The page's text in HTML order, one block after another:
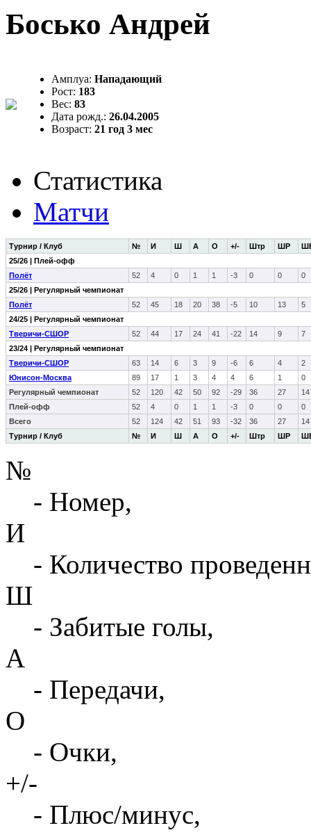
Босько Андрей
Амплуа: Нападающий
Рост: 183
Вес: 83
Дата рожд.: 26.04.2005
Возраст: 21 год 3 мес
Статистика
Матчи
Турнир / Клуб № И Ш А О +/- Штр ШР
Турнир / Клуб № И Ш А О +/- Штр ШР
25/26 | Плей-офф
Полёт
52 4 0 1 1 -3 0 0
0
25/26 | Регулярный чемпионат
Полёт
52 45 18 20 38 -5 10 13
5
24/25 | Регулярный чемпионат
Тверичи-СШОР
52 44 17 24 41 -22 14 9
7
23/24 | Регулярный чемпионат
Тверичи-СШОР
63 14 6 3 9 -6 6 4
2
Юнисон-Москва
89 17 1 3 4 4 6 1
0
Регулярный чемпионат
52 120 42 50 92 -29 36 27
14
Плей-офф
52 4 0 1 1 -3 0 0
0
Всего
52 124 42 51 93 -32 36 27 14
№
- Номер,
И
- Количество
Ш
- Забитые голы,
А
- Передачи,
О
- Очки,
+/-
- Плюс/минус,